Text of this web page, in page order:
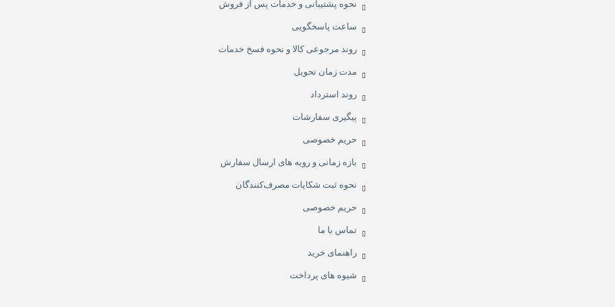
نحوه پشتیبانی و خدمات پس از فروش
ساعت پاسخگویی
روند مرجوعی کالا و نحوه فسخ خدمات
مدت زمان تحویل
روند استرداد
پیگیری سفارشات
حریم خصوصی
بازه زمانی و رویه های ارسال سفارش
نحوه ثبت شکایات مصرف‌کنندگان
حریم خصوصی
تماس با ما
راهنمای خرید
شیوه های پرداخت